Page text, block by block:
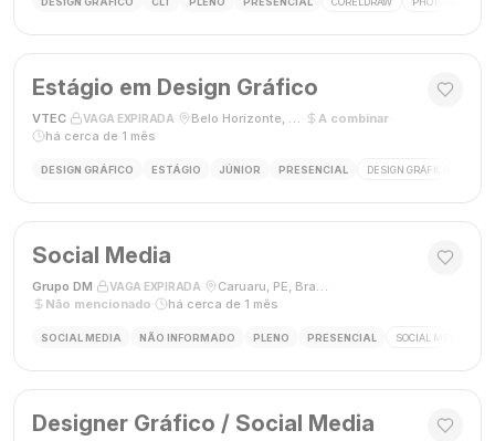
Estágio em Design Gráfico
VTEC VAGA EXPIRADA Belo Horizonte, MG A combinar·
há cerca de 1 mês
DESIGN GRÁFICO ESTÁGIO JÚNIOR PRESENCIAL DESIGN GRÁFICO
Social Media
Grupo DM VAGA EXPIRADA Caruaru, PE, Brasil
Não mencionado
há cerca de 1 mês
SOCIAL MEDIA NÃO INFORMADO PLENO PRESENCIAL SOCIAL MEDIA
Designer Gráfico / Social Media